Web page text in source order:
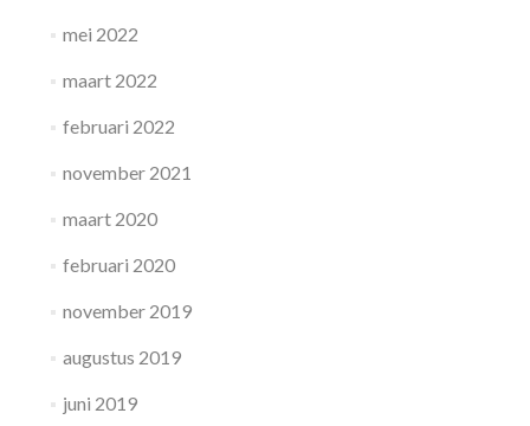
mei 2022
maart 2022
februari 2022
november 2021
maart 2020
februari 2020
november 2019
augustus 2019
juni 2019